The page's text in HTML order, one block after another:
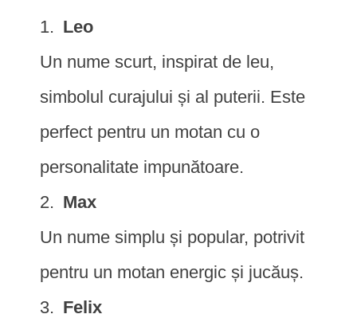
Leo
Un nume scurt, inspirat de leu,
simbolul curajului și al puterii. Este
perfect pentru un motan cu o
personalitate impunătoare.
Max
Un nume simplu și popular, potrivit
pentru un motan energic și jucăuș.
Felix